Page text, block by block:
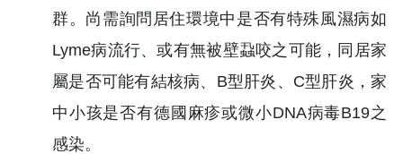
群。尚需詢問居住環境中是否有特殊風濕病如
Lyme病流行、或有無被壁蝨咬之可能，同居家
屬是否可能有結核病、B型肝炎、C型肝炎，家
中小孩是否有德國麻疹或微小DNA病毒B19之
感染。